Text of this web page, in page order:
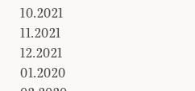
10.2021
11.2021
12.2021
01.2020